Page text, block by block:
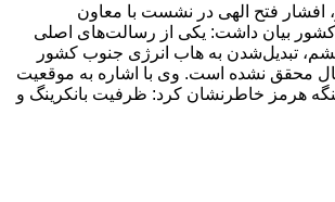
فتح الهی در نشست با معاون
بیان داشت: یکی از رسالت‌های اصلی
تبدیل‌شدن به هاب انرژی جنوب کشور
که در این ۳۰ سال محقق نشده است. وی با اشاره به موقعیت
هرمز خاطرنشان کرد: ظرفیت بانکرینگ و